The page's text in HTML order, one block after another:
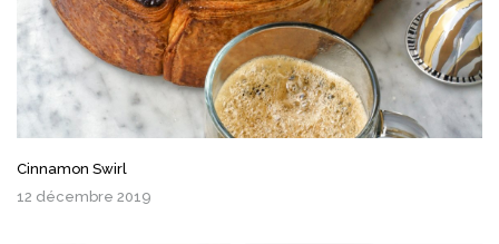
Cinnamon Swirl
12 décembre 2019